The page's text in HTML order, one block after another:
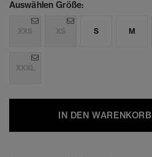
Auswählen Größe:
XXS XS S M
XXXL
IN DEN